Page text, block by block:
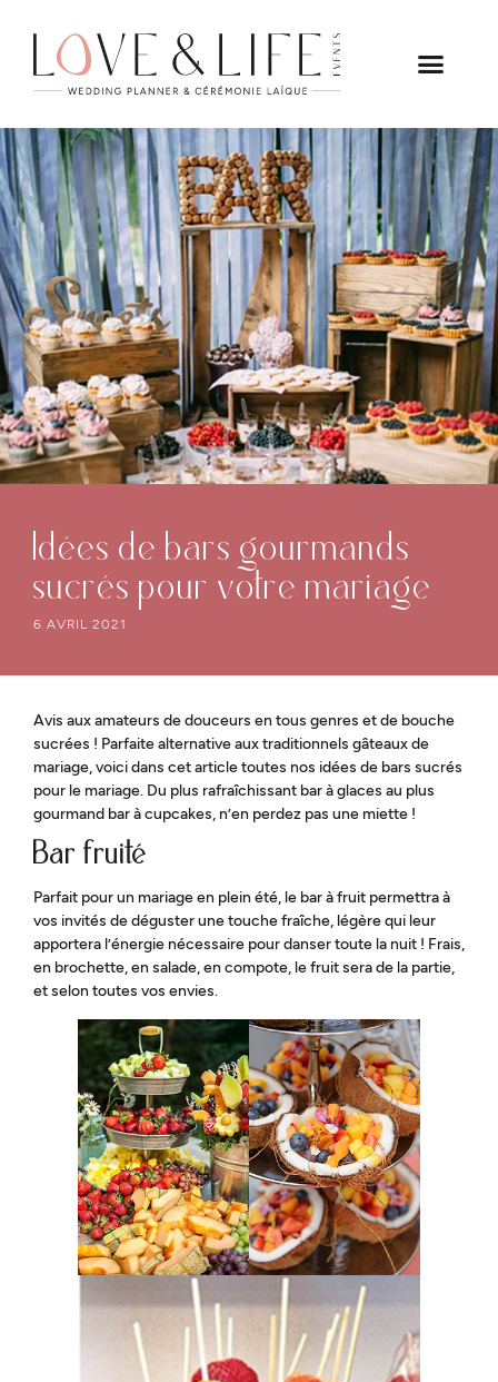
Idées de bars gourmands
sucrés pour votre mariage
6 AVRIL 2021
Avis aux amateurs de douceurs en tous genres et de bouche
sucrées ! Parfaite alternative aux traditionnels gâteaux de
mariage, voici dans cet article toutes nos idées de bars sucrés
pour le mariage. Du plus rafraîchissant bar à glaces au plus
gourmand bar à cupcakes, n’en perdez pas une miette !
Bar fruité
Parfait pour un mariage en plein été, le bar à fruit permettra à
vos invités de déguster une touche fraîche, légère qui leur
apportera l’énergie nécessaire pour danser toute la nuit ! Frais,
en brochette, en salade, en compote, le fruit sera de la partie,
et selon toutes vos envies.